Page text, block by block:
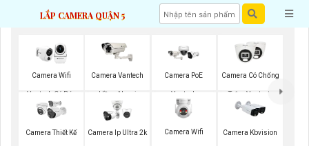
LẮP CAMERA QUẬN 5
Camera Wifi
Vantech Có Báo
Động
Camera Vantech
Hồng Ngoại
Camera PoE
Vantech
Camera Có Chống
Trộm Vantech
Camera Thiết Kế Camera Ip Ultra 2k Camera Wifi Camera Kbvision